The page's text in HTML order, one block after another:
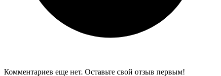
Комментариев еще нет. Оставьте свой отзыв первым!